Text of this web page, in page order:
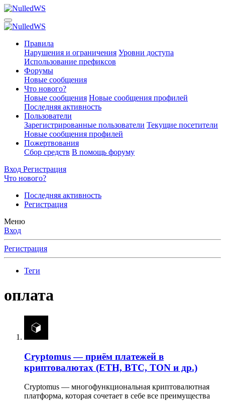
Правила
Нарушения и ограничения Уровни доступа
Использование префиксов
Форумы
Новые сообщения
Что нового?
Новые сообщения Новые сообщения профилей
Последняя активность
Пользователи
Зарегистрированные пользователи Текущие посетители
Новые сообщения профилей
Пожертвования
Сбор средств В помощь форуму
Вход Регистрация
Что нового?
Последняя активность
Регистрация
Меню
Вход
Регистрация
Теги
оплата
Cryptomus — приём платежей в
криптовалютах (ETH, BTC, TON и др.)
Cryptomus — многофункциональная криптовалютная
платформа, которая сочетает в себе все преимущества